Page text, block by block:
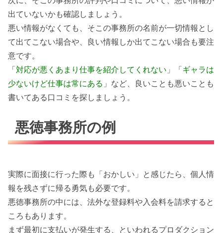
出ていないかも確認しましょう。
悪い情報がなくても、そこの事務所の名前が一切情報とし
て出てこない場合や、良い情報しか出てこない場合も要注
意です。
「対応が悪くあまり仕事を紹介してくれない 」「ギャラは
少ないけど仕事は常にある 」など、良いことも悪いことも
書いてある口コミを探しましょう。
悪徳事務所の例
実際に面接に行った際も「おかしい」と感じたら、個人情
報を残さずに帰る勇気も必要です。
悪徳事務所の中には、法外な登録料や入会料を請求すると
ころもあります。
まず最初に支払いが発生する、といわれるプロダクション